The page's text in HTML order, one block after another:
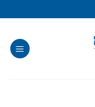
ai
contenuti